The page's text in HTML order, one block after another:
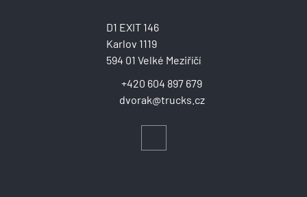
dvorak@trucks.cz
+420 604 897 679
D1 EXIT 146
Karlov 1119
594 01 Velké Meziříčí